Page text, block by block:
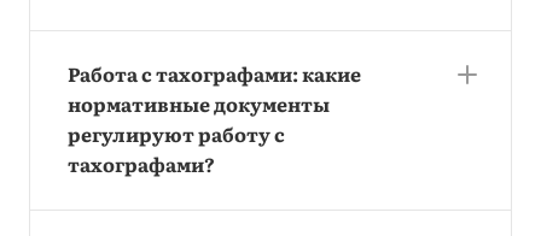
Работа с тахографами: какие
нормативные документы
регулируют работу с
тахографами?